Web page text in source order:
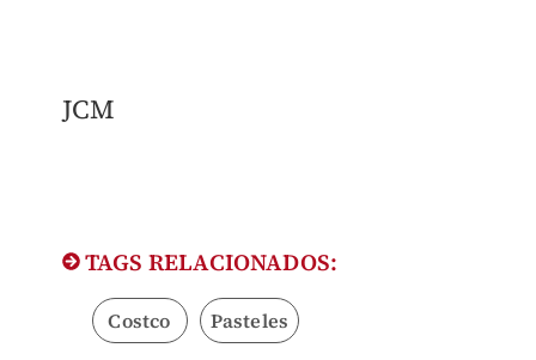
JCM
TAGS RELACIONADOS:
Costco Pasteles